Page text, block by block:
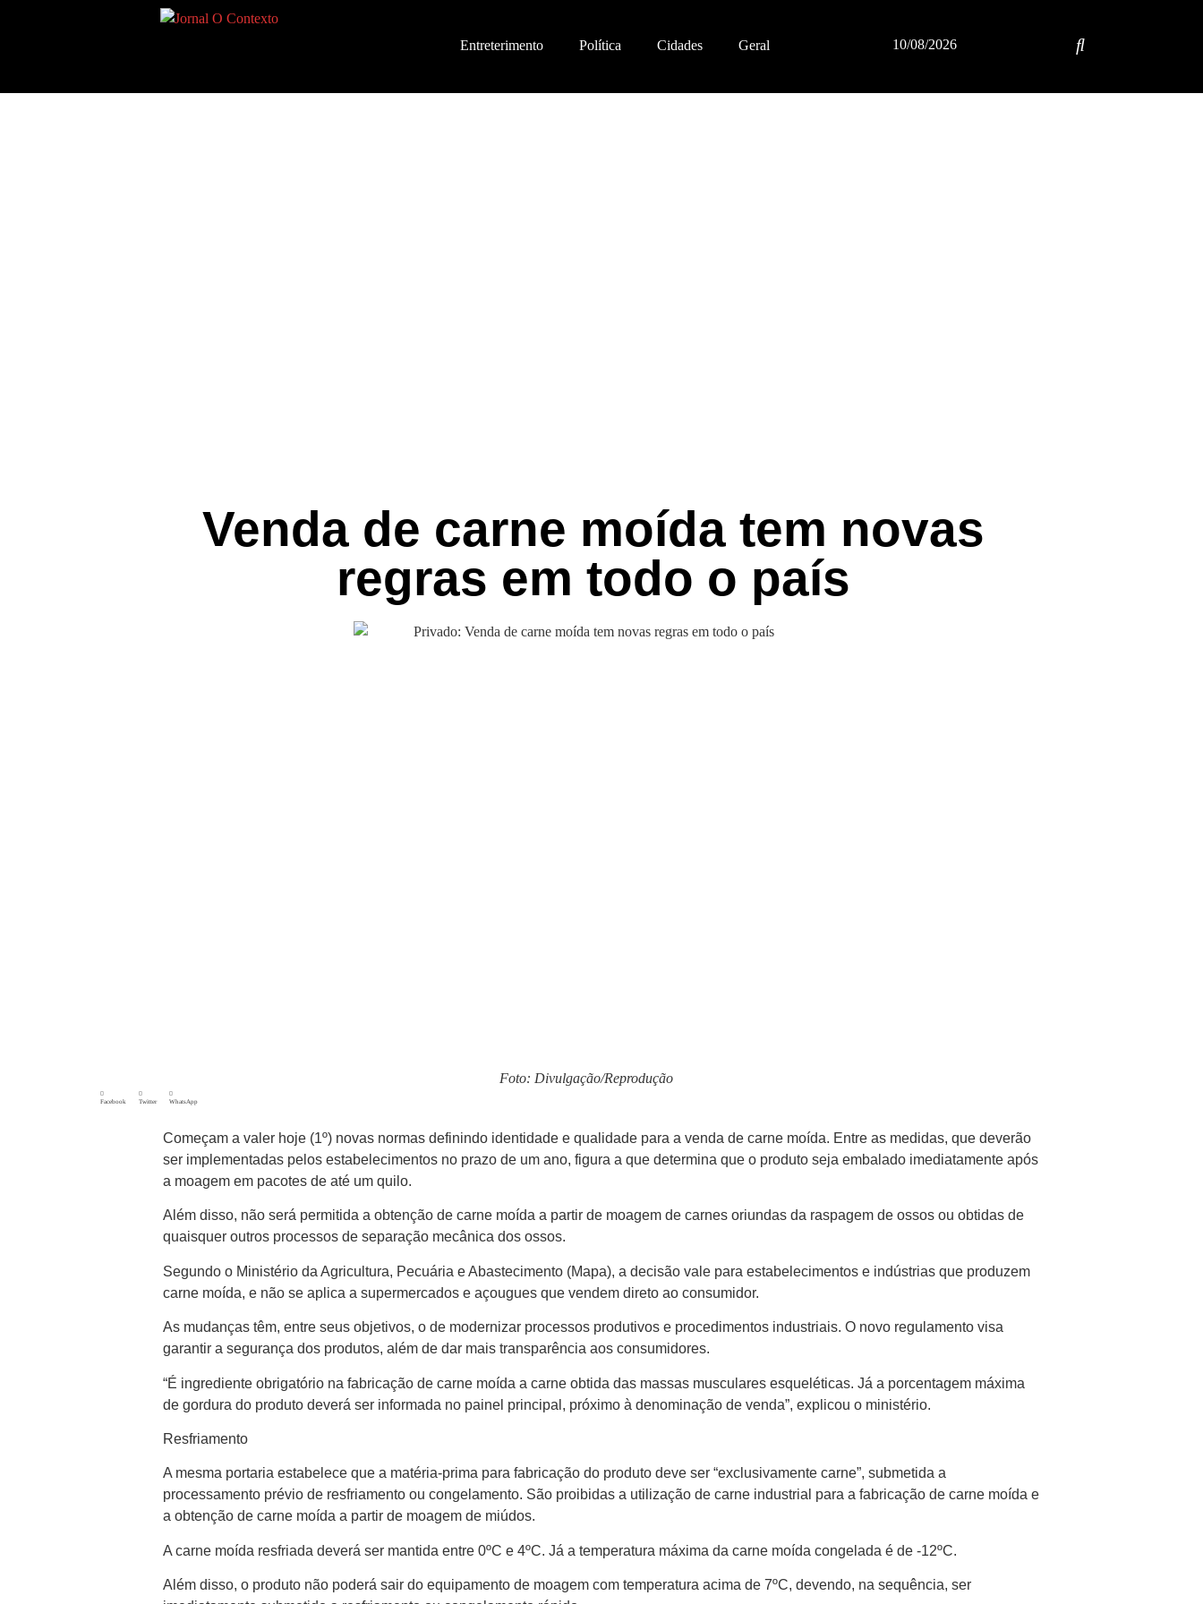
Entreterimento Política Cidades Geral 10/08/2026
Venda de carne moída tem novas
regras em todo o país
Foto: Divulgação/Reprodução
Facebook Twitter WhatsApp
Começam a valer hoje (1º) novas normas definindo identidade e qualidade para a venda de carne moída. Entre as medidas, que deverão
ser implementadas pelos estabelecimentos no prazo de um ano, figura a que determina que o produto seja embalado imediatamente após
a moagem em pacotes de até um quilo.
Além disso, não será permitida a obtenção de carne moída a partir de moagem de carnes oriundas da raspagem de ossos ou obtidas de
quaisquer outros processos de separação mecânica dos ossos.
Segundo o Ministério da Agricultura, Pecuária e Abastecimento (Mapa), a decisão vale para estabelecimentos e indústrias que produzem
carne moída, e não se aplica a supermercados e açougues que vendem direto ao consumidor.
As mudanças têm, entre seus objetivos, o de modernizar processos produtivos e procedimentos industriais. O novo regulamento visa
garantir a segurança dos produtos, além de dar mais transparência aos consumidores.
“É ingrediente obrigatório na fabricação de carne moída a carne obtida das massas musculares esqueléticas. Já a porcentagem máxima
de gordura do produto deverá ser informada no painel principal, próximo à denominação de venda”, explicou o ministério.
Resfriamento
A mesma portaria estabelece que a matéria-prima para fabricação do produto deve ser “exclusivamente carne”, submetida a
processamento prévio de resfriamento ou congelamento. São proibidas a utilização de carne industrial para a fabricação de carne moída e
a obtenção de carne moída a partir de moagem de miúdos.
A carne moída resfriada deverá ser mantida entre 0ºC e 4ºC. Já a temperatura máxima da carne moída congelada é de -12ºC.
Além disso, o produto não poderá sair do equipamento de moagem com temperatura acima de 7ºC, devendo, na sequência, ser